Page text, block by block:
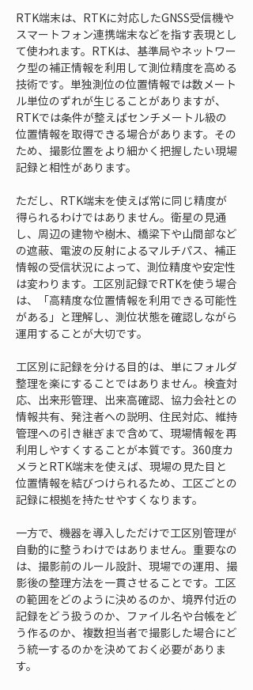
RTK端末は、RTKに対応したGNSS受信機や
スマートフォン連携端末などを指す表現とし
て使われます。RTKは、基準局やネットワー
ク型の補正情報を利用して測位精度を高める
技術です。単独測位の位置情報では数メート
ル単位のずれが生じることがありますが、
RTKでは条件が整えばセンチメートル級の
位置情報を取得できる場合があります。その
ため、撮影位置をより細かく把握したい現場
記録と相性があります。
ただし、RTK端末を使えば常に同じ精度が
得られるわけではありません。衛星の見通
し、周辺の建物や樹木、橋梁下や山間部など
の遮蔽、電波の反射によるマルチパス、補正
情報の受信状況によって、測位精度や安定性
は変わります。工区別記録でRTKを使う場合
は、「高精度な位置情報を利用できる可能性
がある」と理解し、測位状態を確認しながら
運用することが大切です。
工区別に記録を分ける目的は、単にフォルダ
整理を楽にすることではありません。検査対
応、出来形管理、出来高確認、協力会社との
情報共有、発注者への説明、住民対応、維持
管理への引き継ぎまで含めて、現場情報を再
利用しやすくすることが本質です。360度カ
メラとRTK端末を使えば、現場の見た目と
位置情報を結びつけられるため、工区ごとの
記録に根拠を持たせやすくなります。
一方で、機器を導入しただけで工区別管理が
自動的に整うわけではありません。重要なの
は、撮影前のルール設計、現場での運用、撮
影後の整理方法を一貫させることです。工区
の範囲をどのように決めるのか、境界付近の
記録をどう扱うのか、ファイル名や台帳をど
う作るのか、複数担当者で撮影した場合にど
う統一するのかを決めておく必要がありま
す。